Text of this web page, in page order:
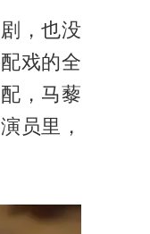
，也没
戏的全
，马藜
员里，